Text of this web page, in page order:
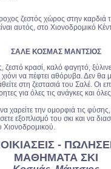
ζεστός χώρος στην καρδιά
αυτός, στο Χιονοδρομικό
ΣΑΛΕ ΚΟΣΜΑΣ ΜΑΝΤΣΙΟΣ
ζεστό κρασί, καλό φαγητό,
χιόνι να πέφτει αθόρυβα. Δεν θα
στη ζεστασιά του Σαλέ. Οι
για όλες τις ανάγκες και όλες
χαρείτε την ομορφιά τις
εξοπλισμό του σκι και να
Χιονοδρομικού.
-
ΜΑΘΗΜΑΤΑ ΣΚΙ